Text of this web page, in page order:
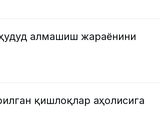
алмашиш жараёнини
қишлоқлар аҳолисига